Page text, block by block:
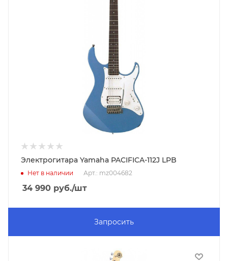
Электрогитара Yamaha PACIFICA-112J LPB
Нет в наличии Арт.: mz004682
34 990 руб./шт
Запросить